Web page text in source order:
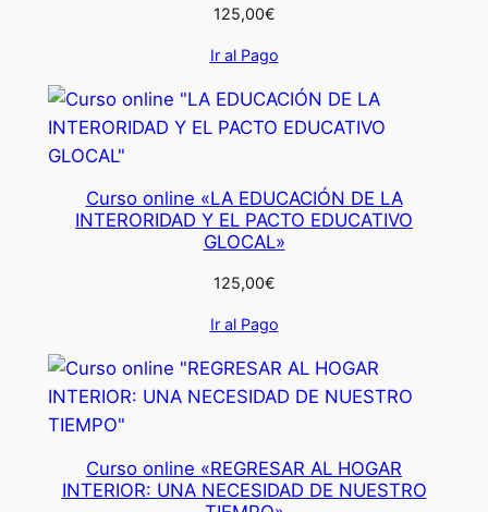
125,00€
Ir al Pago
Curso online «LA EDUCACIÓN DE LA
INTERORIDAD Y EL PACTO EDUCATIVO
GLOCAL»
125,00€
Ir al Pago
Curso online «REGRESAR AL HOGAR
INTERIOR: UNA NECESIDAD DE NUESTRO